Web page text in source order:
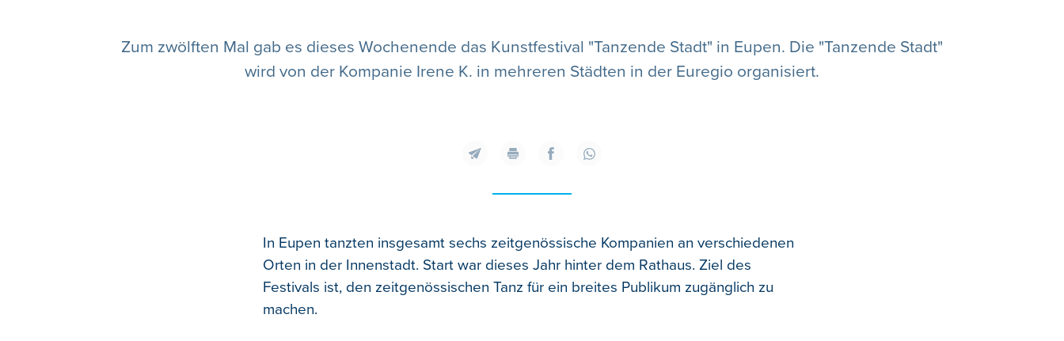
Zum zwölften Mal gab es dieses Wochenende das Kunstfestival "Tanzende Stadt" in Eupen. Die "Tanzende Stadt"
wird von der Kompanie Irene K. in mehreren Städten in der Euregio organisiert.
In Eupen tanzten insgesamt sechs zeitgenössische Kompanien an verschiedenen
Orten in der Innenstadt. Start war dieses Jahr hinter dem Rathaus. Ziel des
Festivals ist, den zeitgenössischen Tanz für ein breites Publikum zugänglich zu
machen.